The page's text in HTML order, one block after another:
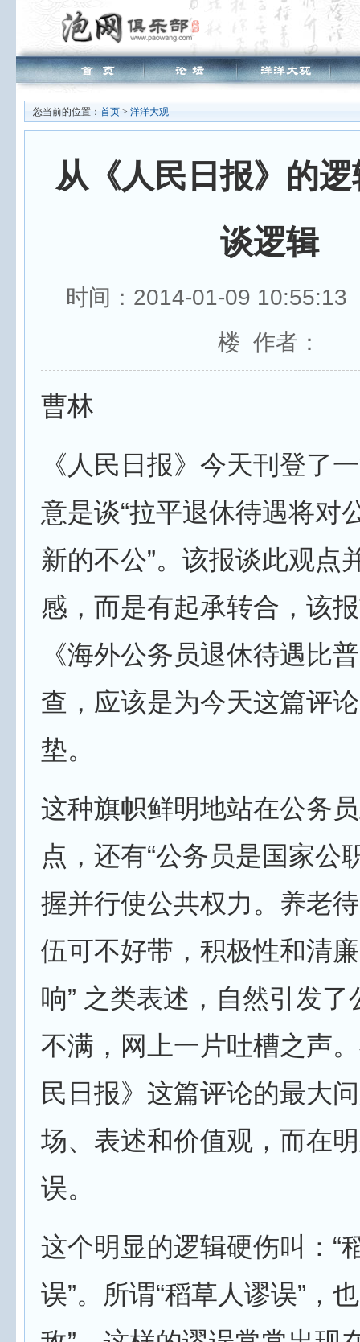
您当前的位置： 首页 > 洋洋大观
从《人民日报》的
谈逻辑
时间：2014-01-09 10:55:13
楼 作者：
曹林
《人民日报》今天刊登了
意是谈“拉平退休待遇将对
新的不公”。该报谈此观点
感，而是有起承转合，该
《海外公务员退休待遇比
查，应该是为今天这篇评
垫。
这种旗帜鲜明地站在公务
点，还有“公务员是国家公
握并行使公共权力。养老
伍可不好带，积极性和清
响” 之类表述，自然引发了
不满，网上一片吐槽之声
民日报》这篇评论的最大
场、表述和价值观，而在
误。
这个明显的逻辑硬伤叫：“
误”。所谓“稻草人谬误”，